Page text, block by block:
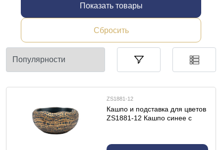
Показать товары
Сбросить
ZS1881-12
Кашпо и подставка для цветов
ZS1881-12 Кашпо синее с